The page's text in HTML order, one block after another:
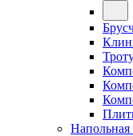
Напольная